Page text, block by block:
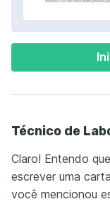
Técnico de
Claro! Entendo
escrever uma
você mencionou